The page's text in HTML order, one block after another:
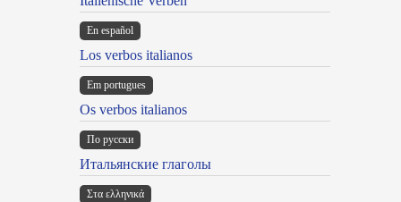
En español
Los verbos italianos
Em portugues
Os verbos italianos
По русски
Итальянские глаголы
Στα ελληνικά